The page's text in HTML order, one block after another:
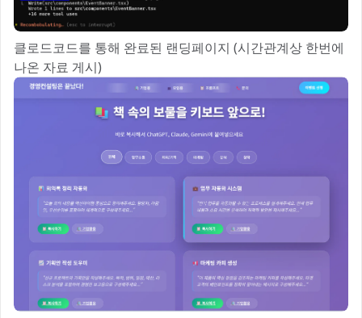
클로드코드를 통해 완료된 랜딩페이지 (시간관계상 한번에
나온 자료 게시)